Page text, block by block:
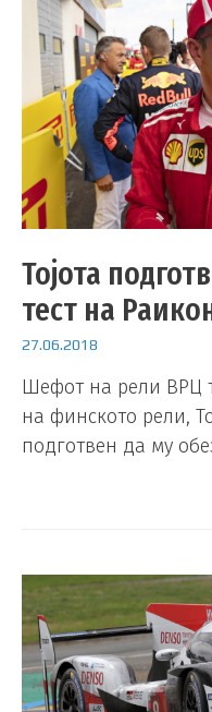
Тојота
тест на
27.06.2018
Шефот на рели ВРЦ
на финското рели,
подготвен да му